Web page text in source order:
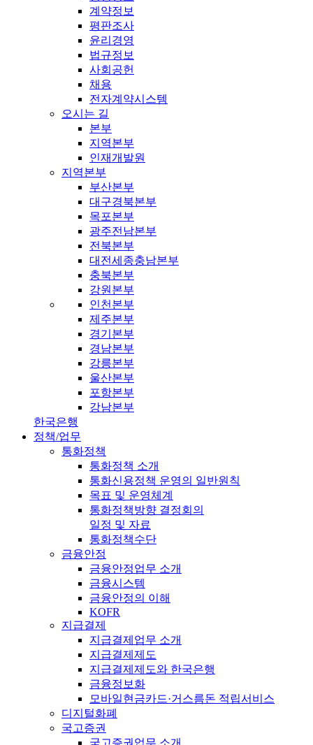
계약정보
평판조사
윤리경영
법규정보
사회공헌
채용
전자계약시스템
오시는 길
본부
지역본부
인재개발원
지역본부
부산본부
대구경북본부
목포본부
광주전남본부
전북본부
대전세종충남본부
충북본부
강원본부
인천본부
제주본부
경기본부
경남본부
강릉본부
울산본부
포항본부
강남본부
한국은행
정책/업무
통화정책
통화정책 소개
통화신용정책 운영의 일반원칙
목표 및 운영체계
통화정책방향 결정회의
일정 및 자료
통화정책수단
금융안정
금융안정업무 소개
금융시스템
금융안정의 이해
KOFR
지급결제
지급결제업무 소개
지급결제제도
지급결제제도와 한국은행
금융정보화
모바일현금카드·거스름돈 적립서비스
디지털화폐
국고증권
국고증권업무 소개